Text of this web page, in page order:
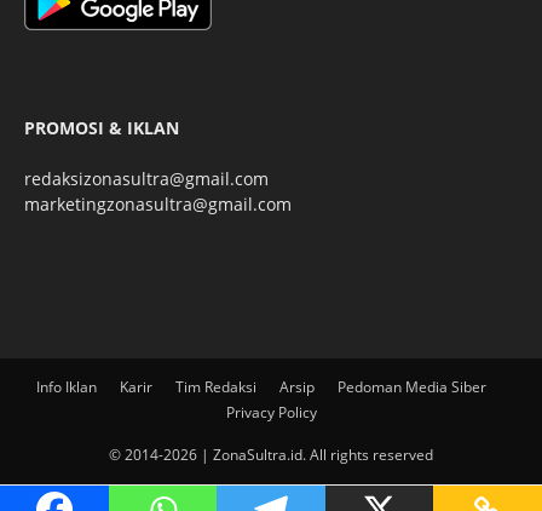
PROMOSI & IKLAN
redaksizonasultra@gmail.com
marketingzonasultra@gmail.com
Info Iklan Karir Tim Redaksi Arsip
Pedoman Media Siber
Privacy Policy
© 2014-2026 | ZonaSultra.id. All rights reserved